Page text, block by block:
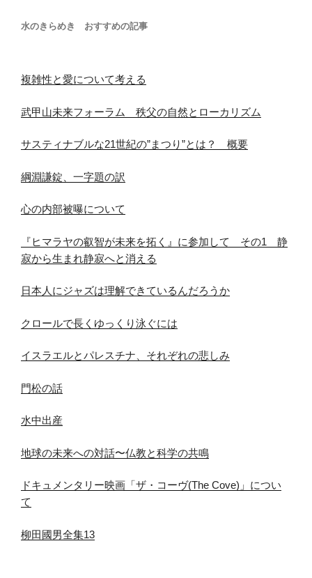
水のきらめき おすすめの記事
複雑性と愛について考える
武甲山未来フォーラム 秩父の自然とローカリズム
サスティナブルな21世紀の”まつり”とは？ 概要
綱淵謙錠、一字題の訳
心の内部被曝について
『ヒマラヤの叡智が未来を拓く』に参加して その1 静
寂から生まれ静寂へと消える
日本人にジャズは理解できているんだろうか
クロールで長くゆっくり泳ぐには
イスラエルとパレスチナ、それぞれの悲しみ
門松の話
水中出産
地球の未来への対話〜仏教と科学の共鳴
ドキュメンタリー映画「ザ・コーヴ(The Cove)」につい
て
柳田國男全集13